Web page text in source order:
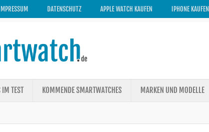
DATENSCHUTZ APPLE WATCH KAUFEN IPHONE KAUFEN
IM TEST KOMMENDE SMARTWATCHES MARKEN UND MODELLE